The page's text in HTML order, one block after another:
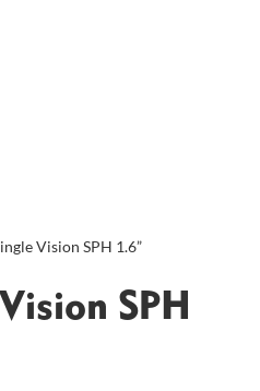
Vision SPH 1.6”
SPH